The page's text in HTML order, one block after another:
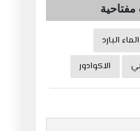
الماء البارد
الاكوادور